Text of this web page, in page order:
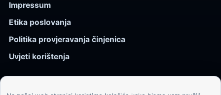
Impressum
Etika poslovanja
Politika provjeravanja činjenica
Uvjeti korištenja